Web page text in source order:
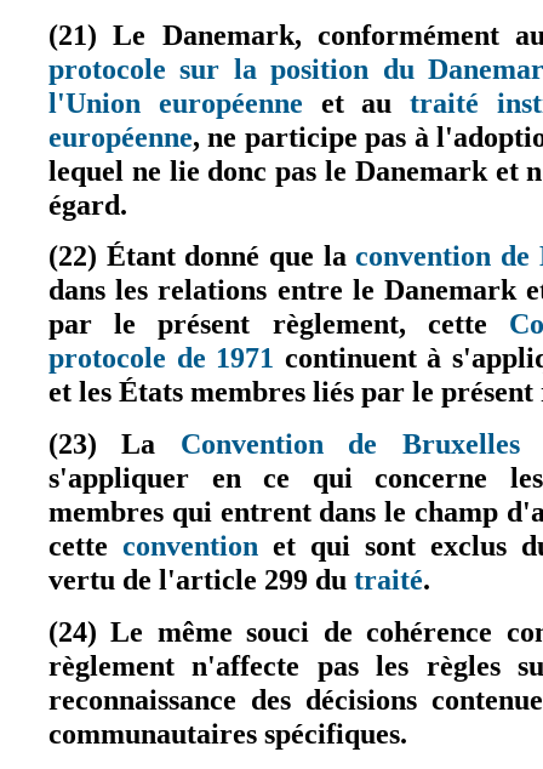
(21) Le Danemark, conformément
protocole sur la position du
l'Union européenne (le lien est externe)
et autraité
européenne (le lien est externe)
, ne participe pas à
lequel ne lie donc pas le Danemark et
égard.
(22) Étant donné que laconvention de
dans les relations entre le Danemark
par le présent règlement, cette
protocole de 1971 (le lien est externe)
continuent à
et les États membres liés par le
(23) La Convention de Bruxelles
s'appliquer en ce qui concerne
membres qui entrent dans le champ
cette convention (le lien est externe)
et qui sont exclus
vertu de l'article 299 du traité.
(24) Le même souci de cohérence
règlement n'affecte pas les règles
reconnaissance des décisions
communautaires spécifiques.